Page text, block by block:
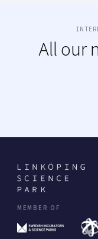
All our
MEMBER OF